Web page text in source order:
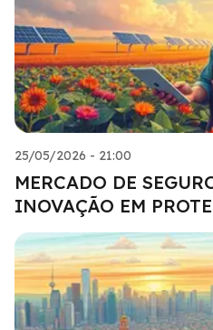
25/05/2026 - 21:00
MERCADO DE
INOVAÇÃO EM